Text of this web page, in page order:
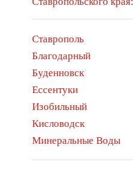
Ставрополь
Благодарный
Буденновск
Ессентуки
Изобильный
Кисловодск
Минеральные Воды
Михайловск